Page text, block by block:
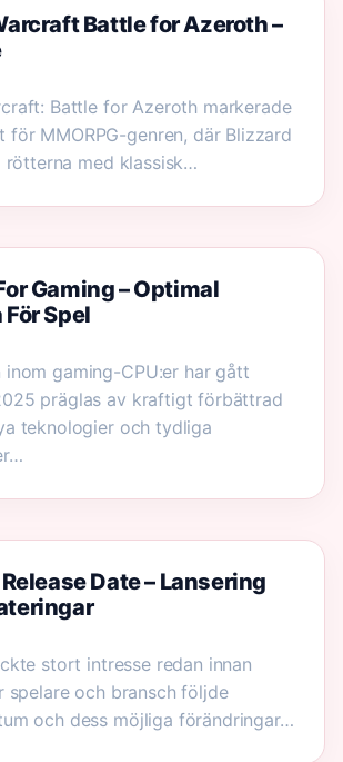
Battle for Azeroth –
Battle for Azeroth markerade
för MMORPG-genren, där Blizzard
rötterna med klassisk…
Gaming – Optimal
Spel
inom gaming-CPU:er har gått
präglas av kraftigt förbättrad
teknologier och tydliga
Date – Lansering
stort intresse redan innan
spelare och bransch följde
och dess möjliga förändringar…